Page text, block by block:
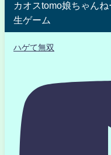
カオスtomo娘ちゃん
生ゲーム
ハゲて無双